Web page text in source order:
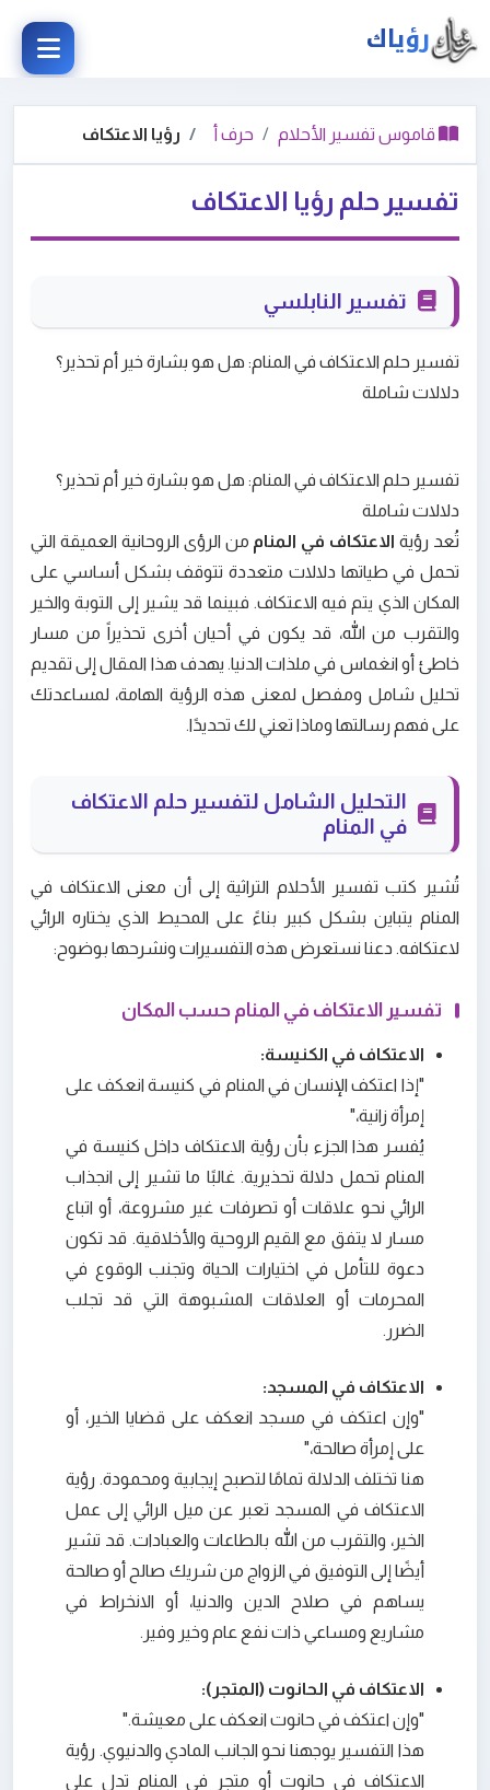
رؤياك
قاموس تفسير الأحلام حرف أ رؤيا الاعتكاف
تفسير حلم رؤيا الاعتكاف
تفسير النابلسي
تفسير حلم الاعتكاف في المنام: هل هو بشارة خير أم تحذير؟
دلالات شاملة
تفسير حلم الاعتكاف في المنام: هل هو بشارة خير أم تحذير؟
دلالات شاملة
تُعد رؤية الاعتكاف في المنام من الرؤى الروحانية العميقة التي
تحمل في طياتها دلالات متعددة تتوقف بشكل أساسي على
المكان الذي يتم فيه الاعتكاف. فبينما قد يشير إلى التوبة والخير
والتقرب من الله، قد يكون في أحيان أخرى تحذيراً من مسار
خاطئ أو انغماس في ملذات الدنيا. يهدف هذا المقال إلى تقديم
تحليل شامل ومفصل لمعنى هذه الرؤية الهامة، لمساعدتك
على فهم رسالتها وماذا تعني لك تحديدًا.
التحليل الشامل لتفسير حلم الاعتكاف
في المنام
تُشير كتب تفسير الأحلام التراثية إلى أن معنى الاعتكاف في
المنام يتباين بشكل كبير بناءً على المحيط الذي يختاره الرائي
لاعتكافه. دعنا نستعرض هذه التفسيرات ونشرحها بوضوح:
تفسير الاعتكاف في المنام حسب المكان
الاعتكاف في الكنيسة:
"إذا اعتكف الإنسان في المنام في كنيسة انعكف على
إمرأة زانية،"
يُفسر هذا الجزء بأن رؤية الاعتكاف داخل كنيسة في
المنام تحمل دلالة تحذيرية. غالبًا ما تشير إلى انجذاب
الرائي نحو علاقات أو تصرفات غير مشروعة، أو اتباع
مسار لا يتفق مع القيم الروحية والأخلاقية. قد تكون
دعوة للتأمل في اختيارات الحياة وتجنب الوقوع في
المحرمات أو العلاقات المشبوهة التي قد تجلب
الضرر.
الاعتكاف في المسجد:
"وإن اعتكف في مسجد انعكف على قضايا الخير، أو
على إمرأة صالحة،"
هنا تختلف الدلالة تمامًا لتصبح إيجابية ومحمودة. رؤية
الاعتكاف في المسجد تعبر عن ميل الرائي إلى عمل
الخير، والتقرب من الله بالطاعات والعبادات. قد تشير
أيضًا إلى التوفيق في الزواج من شريك صالح أو صالحة
يساهم في صلاح الدين والدنيا، أو الانخراط في
مشاريع ومساعي ذات نفع عام وخير وفير.
الاعتكاف في الحانوت (المتجر):
"وإن اعتكف في حانوت انعكف على معيشة."
هذا التفسير يوجهنا نحو الجانب المادي والدنيوي. رؤية
الاعتكاف في حانوت أو متجر في المنام تدل على